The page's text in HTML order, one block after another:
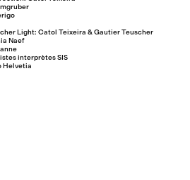
Light: Catol Teixeira & Gautier Teuscher
Naef
interprètes SIS
Helvetia